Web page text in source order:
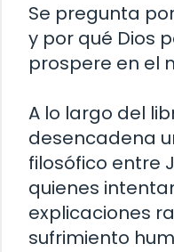
Se pregunta
y por qué Dios
prospere en el
A lo largo del
desencadena
filosófico entre
quienes
explicaciones
sufrimiento